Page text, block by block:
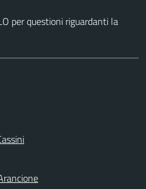
per questioni riguardanti la